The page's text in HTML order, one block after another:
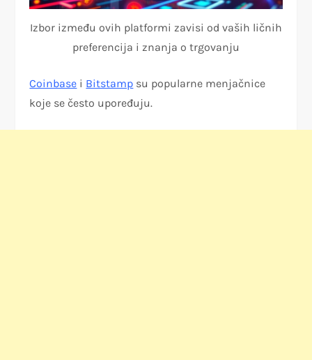
Izbor između ovih platformi zavisi od vaših ličnih
preferencija i znanja o trgovanju
Coinbase i Bitstamp su popularne menjačnice
koje se često upoređuju.